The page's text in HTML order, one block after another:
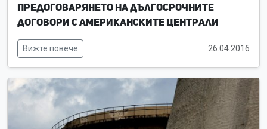
Предоговарянето на дългосрочните
договори с американските централи
Вижте повече 26.04.2016